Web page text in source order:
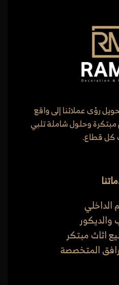
رؤى عملائنا إلى واقع
وحلول شاملة تلبي
كل قطاع.
الداخلي
اثاث مبتكر
المتخصصة